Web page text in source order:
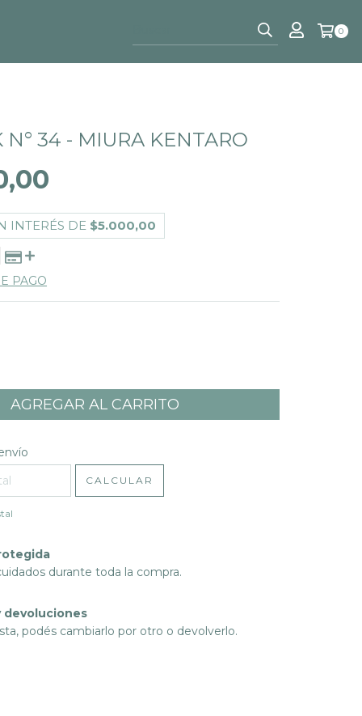
0
N° 34 - MIURA KENTARO
INTERÉS DE $5.000,00
PAGO
CP:
CALCULAR
durante toda la compra.
devoluciones
podés cambiarlo por otro o devolverlo.